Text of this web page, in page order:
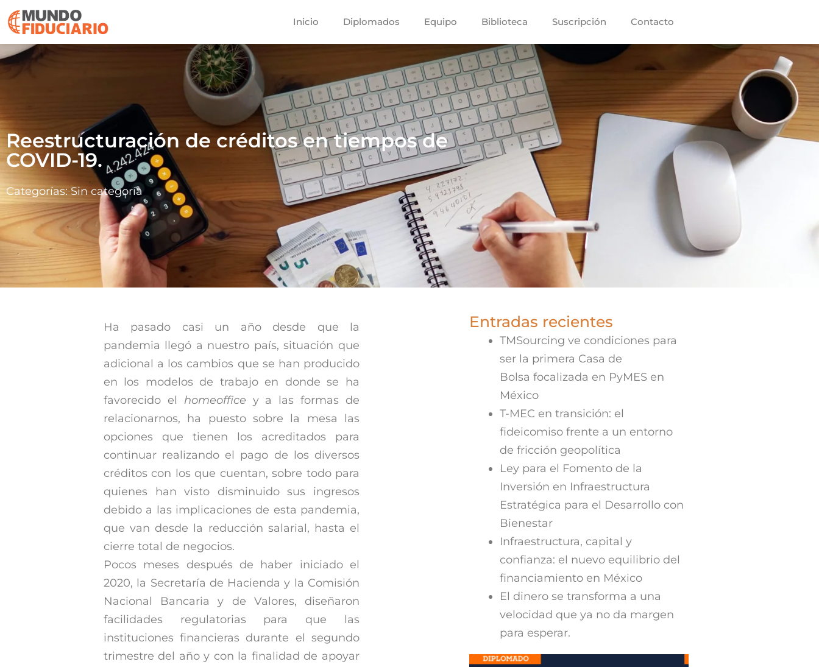
Inicio Diplomados Equipo Biblioteca Suscripción Contacto
Reestructuración de créditos en tiempos de
COVID-19.
Categorías:Sin categoría
Ha pasado casi un año desde que la
pandemia llegó a nuestro país, situación que
adicional a los cambios que se han producido
en los modelos de trabajo en donde se ha
favorecido el homeoffice y a las formas de
relacionarnos, ha puesto sobre la mesa las
opciones que tienen los acreditados para
continuar realizando el pago de los diversos
créditos con los que cuentan, sobre todo para
quienes han visto disminuido sus ingresos
debido a las implicaciones de esta pandemia,
que van desde la reducción salarial, hasta el
cierre total de negocios.
Pocos meses después de haber iniciado el
2020, la Secretaría de Hacienda y la Comisión
Nacional Bancaria y de Valores, diseñaron
facilidades regulatorias para que las
instituciones financieras durante el segundo
trimestre del año y con la finalidad de apoyar
Entradas recientes
TMSourcing ve condiciones para
ser la primera Casa de
Bolsa focalizada en PyMES en
México
T-MEC en transición: el
fideicomiso frente a un entorno
de fricción geopolítica
Ley para el Fomento de la
Inversión en Infraestructura
Estratégica para el Desarrollo con
Bienestar
Infraestructura, capital y
confianza: el nuevo equilibrio del
financiamiento en México
El dinero se transforma a una
velocidad que ya no da margen
para esperar.